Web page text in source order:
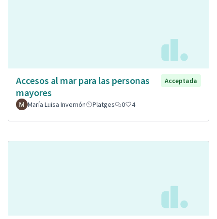
Accesos al mar para las personas
mayores
Acceptada
María Luisa Invernón Platges 0 4